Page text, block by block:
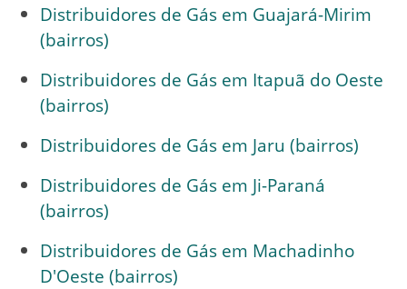
Distribuidores de Gás em Guajará-Mirim
(bairros)
Distribuidores de Gás em Itapuã do Oeste
(bairros)
Distribuidores de Gás em Jaru (bairros)
Distribuidores de Gás em Ji-Paraná
(bairros)
Distribuidores de Gás em Machadinho
D'Oeste (bairros)